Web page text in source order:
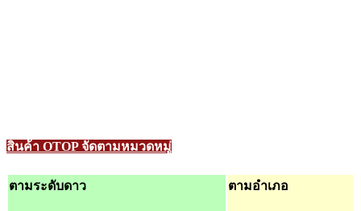
สินค้า OTOP จัดตามหมวดหมู่
ตามระดับดาว ตามอำเภอ